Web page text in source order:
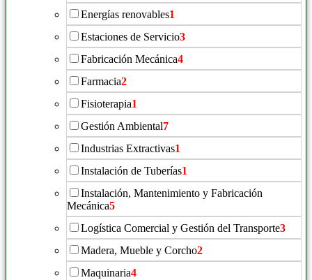
Energías renovables1
Estaciones de Servicio3
Fabricación Mecánica4
Farmacia2
Fisioterapia1
Gestión Ambiental7
Industrias Extractivas1
Instalación de Tuberías1
Instalación, Mantenimiento y Fabricación
Mecánica5
Logística Comercial y Gestión del Transporte3
Madera, Mueble y Corcho2
Maquinaria4